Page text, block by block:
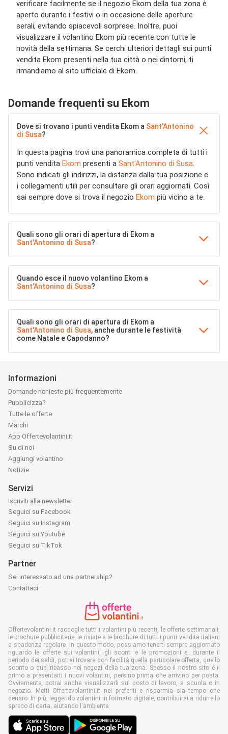
verificare facilmente se il negozio Ekom della tua zona è
aperto durante i festivi o in occasione delle aperture
serali, evitando spiacevoli sorprese. Inoltre, puoi
visualizzare il volantino Ekom più recente con tutte le
novità della settimana. Se cerchi ulteriori dettagli sui punti
vendita Ekom presenti nella tua città o nei dintorni, ti
rimandiamo al sito ufficiale di Ekom.
Domande frequenti su Ekom
Dove si trovano i punti vendita Ekom a Sant'Antonino
di Susa?
In questa pagina trovi una panoramica completa di tutti i
punti vendita Ekom presenti a Sant'Antonino di Susa.
Sono indicati gli indirizzi, la distanza dalla tua posizione e
i collegamenti utili per consultare gli orari aggiornati. Così
sai sempre dove si trova il negozio Ekom più vicino a te.
Quali sono gli orari di apertura di Ekom a
Sant'Antonino di Susa?
Quando esce il nuovo volantino Ekom a
Sant'Antonino di Susa?
Quali sono gli orari di apertura di Ekom a
Sant'Antonino di Susa, anche durante le festività
come Natale e Capodanno?
Informazioni
Domande richieste più frequentemente
Pubblicizza?
Tutte le offerte
Marchi
App Offertevolantini.it
Su di noi
Aggiungi volantino
Notizie
Servizi
Iscriviti alla newsletter
Seguici su Facebook
Seguici su Instagram
Seguici su Youtube
Seguici su TikTok
Partner
Sei interessato ad una partnership?
Contattaci
Offertevolantini.it raccoglie tutti i volantini più recenti, le offerte settimanali,
le brochure pubblicitarie, le riviste e le brochure di tutti i punti vendita italiani
a scadenza regolare. In questo modo, possiamo tenerti sempre aggiornato
riguardo le offerte sui volantini, gli sconti e le promozioni e, durante il
periodo dei saldi, potrai trovare con facilità quella particolare offerta, quello
sconto o quel ribasso nei negozi della tua zona. Spesso il nostro sito è il
primo a presentarti i nuovi volantini, persino prima che arrivino per posta.
Ovviamente, potrai anche visualizzarli sul posto di lavoro, a scuola o in
negozio. Metti Offertevolantini.it nei preferiti e risparmia sia tempo che
denaro. In più, leggendo volantini in formato digitale, contribuirai a ridurre lo
spreco di carta, aiutando l'ambiente.